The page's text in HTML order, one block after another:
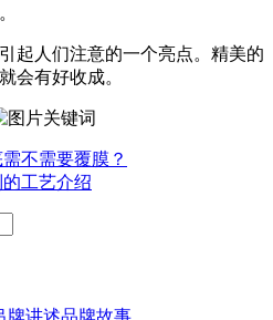
人们注意的一个亮点。精美的
会有好收成。
不需要覆膜？
工艺介绍